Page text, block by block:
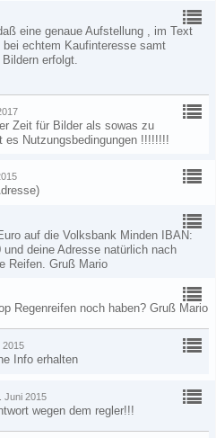
eine genaue Aufstellung , im Text
echtem Kaufinteresse samt
erfolgt.
Zeit für Bilder als sowas zu
es Nutzungsbedingungen !!!!!!!!
auf die Volksbank Minden IBAN:
und deine Adresse natürlich nach
Reifen. Gruß Mario
Regenreifen noch haben? Gruß Mario
2015
Info erhalten
Juni 2015
wegen dem regler!!!